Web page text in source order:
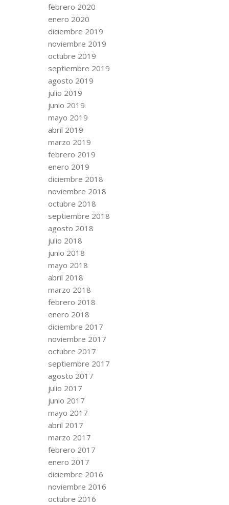
febrero 2020
enero 2020
diciembre 2019
noviembre 2019
octubre 2019
septiembre 2019
agosto 2019
julio 2019
junio 2019
mayo 2019
abril 2019
marzo 2019
febrero 2019
enero 2019
diciembre 2018
noviembre 2018
octubre 2018
septiembre 2018
agosto 2018
julio 2018
junio 2018
mayo 2018
abril 2018
marzo 2018
febrero 2018
enero 2018
diciembre 2017
noviembre 2017
octubre 2017
septiembre 2017
agosto 2017
julio 2017
junio 2017
mayo 2017
abril 2017
marzo 2017
febrero 2017
enero 2017
diciembre 2016
noviembre 2016
octubre 2016